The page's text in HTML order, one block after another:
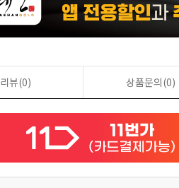
리뷰(0) 상품문의(0)